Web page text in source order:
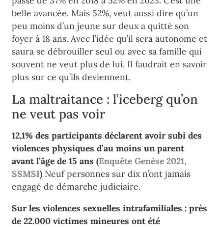
belle avancée. Mais 52%, veut aussi dire qu’un
peu moins d’un jeune sur deux a quitté son
foyer à 18 ans. Avec l’idée qu’il sera autonome et
saura se débrouiller seul ou avec sa famille qui
souvent ne veut plus de lui. Il faudrait en savoir
plus sur ce qu’ils deviennent.
La maltraitance : l’iceberg qu’on
ne veut pas voir
12,1% des participants déclarent avoir subi des
violences physiques d’au moins un parent
avant l’âge de 15 ans (Enquête Genèse 2021,
SSMSI) Neuf personnes sur dix n’ont jamais
engagé de démarche judiciaire.
Sur les violences sexuelles intrafamiliales : près
de 22.000 victimes mineures ont été